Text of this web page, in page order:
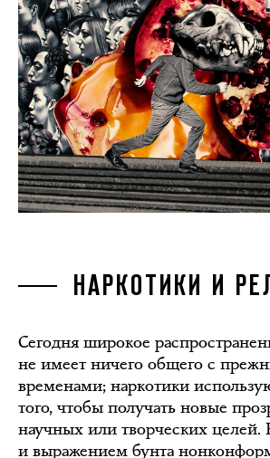
НАРКОТИКИ И
Сегодня широкое
не имеет ничего общего с
временами; наркотики
того, чтобы получать новые
научных или творческих целей.
и выражением бунта